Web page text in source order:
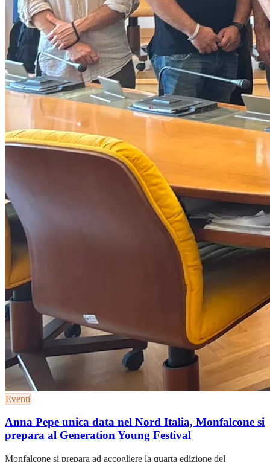
Eventi
Anna Pepe unica data nel Nord Italia, Monfalcone si
prepara al Generation Young Festival
Monfalcone si prepara ad accogliere la quarta edizione del